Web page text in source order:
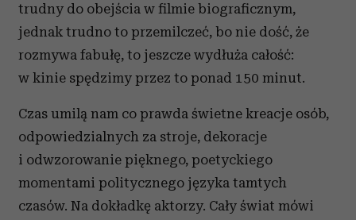
trudny do obejścia w filmie biograficznym,
jednak trudno to przemilczeć, bo nie dość, że
rozmywa fabułę, to jeszcze wydłuża całość:
w kinie spędzimy przez to ponad 150 minut.
Czas umilą nam co prawda świetne kreacje osób,
odpowiedzialnych za stroje, dekoracje
i odwzorowanie pięknego, poetyckiego
momentami politycznego języka tamtych
czasów. Na dokładkę aktorzy. Cały świat mówi